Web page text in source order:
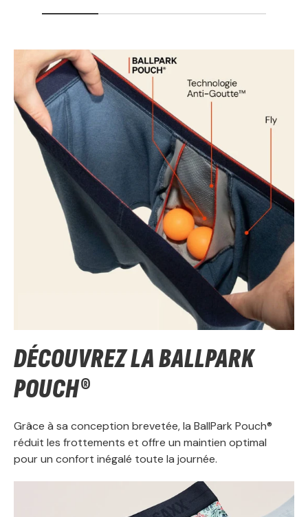
Séchage en machine à basse température
Repasser à basse température
*Les délais de livraison pour les produits Saxx
peuvent varier entre 5 et 10 jours ouvrables.
DÉCOUVREZ LA BALLPARK
POUCH®
Grâce à sa conception brevetée, la BallPark Pouch®
réduit les frottements et offre un maintien optimal
pour un confort inégalé toute la journée.